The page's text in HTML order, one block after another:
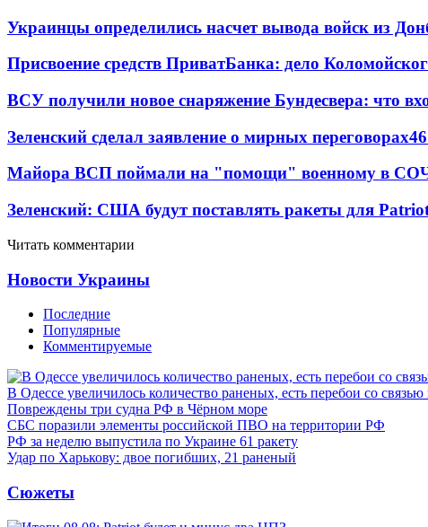
Украинцы определились насчет вывода войск из
Присвоение средств ПриватБанка: дело
ВСУ получили новое снаряжение Бундесвера: что
Зеленский сделал заявление о мирных переговорах
Майора ВСП поймали на "помощи" военному в
Зеленский: США будут поставлять ракеты для
Читать комментарии
Новости Украины
Последние
Популярные
Комментируемые
В Одессе увеличилось количество раненых, есть перебои со
Повреждены три судна РФ в Чёрном море
СБС поразили элементы российской ПВО на территории РФ
РФ за неделю выпустила по Украине 61 ракету
Удар по Харькову: двое погибших, 21 раненый
Сюжеты